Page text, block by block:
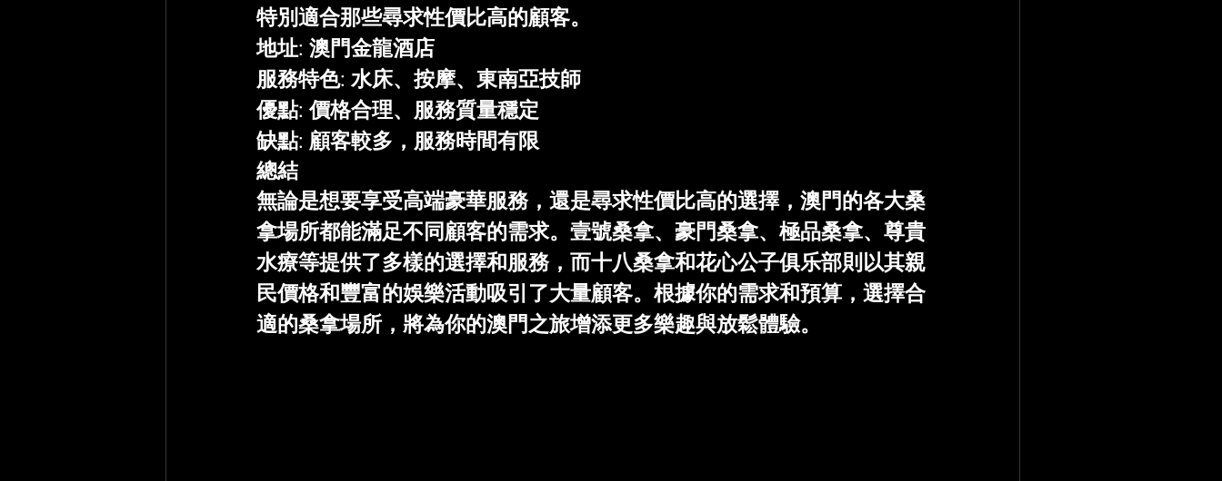
特別適合那些尋求性價比高的顧客。
地址: 澳門金龍酒店
服務特色: 水床、按摩、東南亞技師
優點: 價格合理、服務質量穩定
缺點: 顧客較多，服務時間有限
總結
無論是想要享受高端豪華服務，還是尋求性價比高的選擇，澳門的各大桑
拿場所都能滿足不同顧客的需求。壹號桑拿、豪門桑拿、極品桑拿、尊貴
水療等提供了多樣的選擇和服務，而十八桑拿和花心公子俱乐部則以其親
民價格和豐富的娛樂活動吸引了大量顧客。根據你的需求和預算，選擇合
適的桑拿場所，將為你的澳門之旅增添更多樂趣與放鬆體驗。